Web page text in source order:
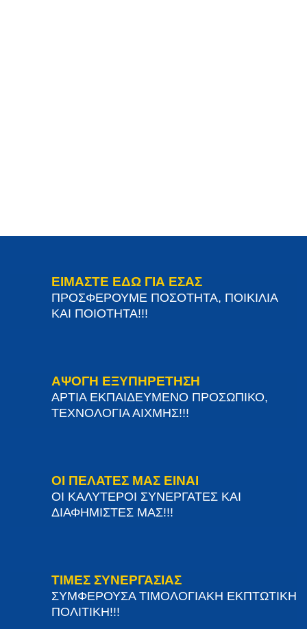
ΕΙΜΑΣΤΕ ΕΔΩ ΓΙΑ ΕΣΑΣ
ΠΡΟΣΦΕΡΟΥΜΕ ΠΟΣΟΤΗΤΑ, ΠΟΙΚΙΛΙΑ
ΚΑΙ ΠΟΙΟΤΗΤΑ!!!
ΑΨΟΓΗ ΕΞΥΠΗΡΕΤΗΣΗ
ΑΡΤΙΑ ΕΚΠΑΙΔΕΥΜΕΝΟ ΠΡΟΣΩΠΙΚΟ,
ΤΕΧΝΟΛΟΓΙΑ ΑΙΧΜΗΣ!!!
ΟΙ ΠΕΛΑΤΕΣ ΜΑΣ ΕΙΝΑΙ
ΟΙ ΚΑΛΥΤΕΡΟΙ ΣΥΝΕΡΓΑΤΕΣ ΚΑΙ
ΔΙΑΦΗΜΙΣΤΕΣ ΜΑΣ!!!
ΤΙΜΕΣ ΣΥΝΕΡΓΑΣΙΑΣ
ΣΥΜΦΕΡΟΥΣΑ ΤΙΜΟΛΟΓΙΑΚΗ ΕΚΠΤΩΤΙΚΗ
ΠΟΛΙΤΙΚΗ!!!